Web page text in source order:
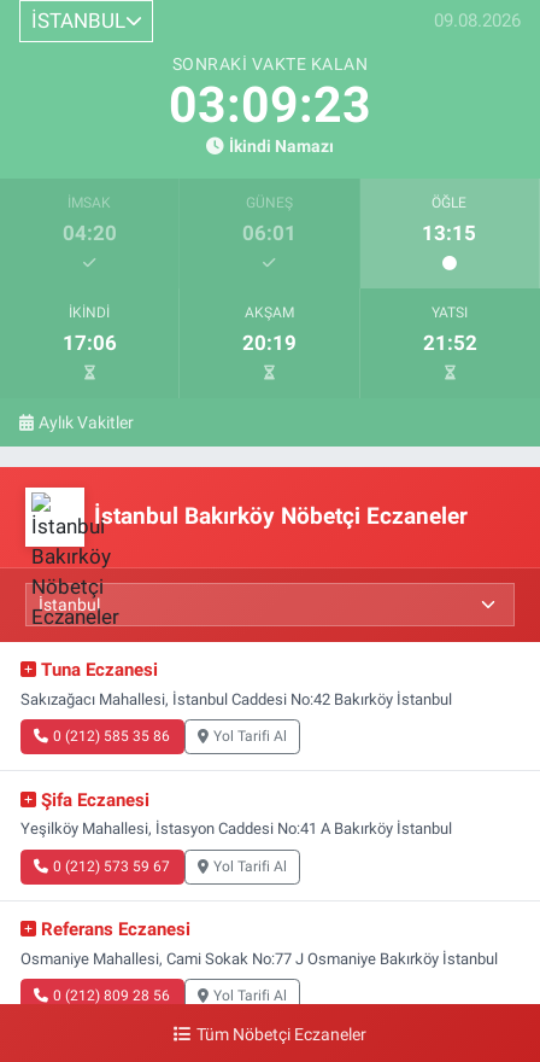
İSTANBUL 09.08.2026
SONRAKI VAKTE KALAN
03:09:23
İkindi Namazı
İMSAK
04:20
GÜNEŞ
06:01
ÖĞLE
13:15
İKINDI
17:06
AKŞAM
20:19
YATSI
21:52
Aylık Vakitler
İstanbul Bakırköy Nöbetçi Eczaneler
Tuna Eczanesi
Sakızağacı Mahallesi, İstanbul Caddesi No:42 Bakırköy İstanbul
0 (212) 585 35 86 Yol Tarifi Al
Şifa Eczanesi
Yeşilköy Mahallesi, İstasyon Caddesi No:41 A Bakırköy İstanbul
0 (212) 573 59 67 Yol Tarifi Al
Referans Eczanesi
Osmaniye Mahallesi, Cami Sokak No:77 J Osmaniye Bakırköy İstanbul
0 (212) 809 28 56 Yol Tarifi Al
Tüm Nöbetçi Eczaneler